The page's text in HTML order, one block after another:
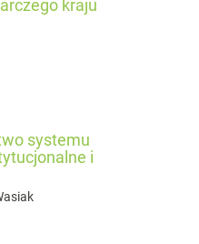
kraju
systemu
i